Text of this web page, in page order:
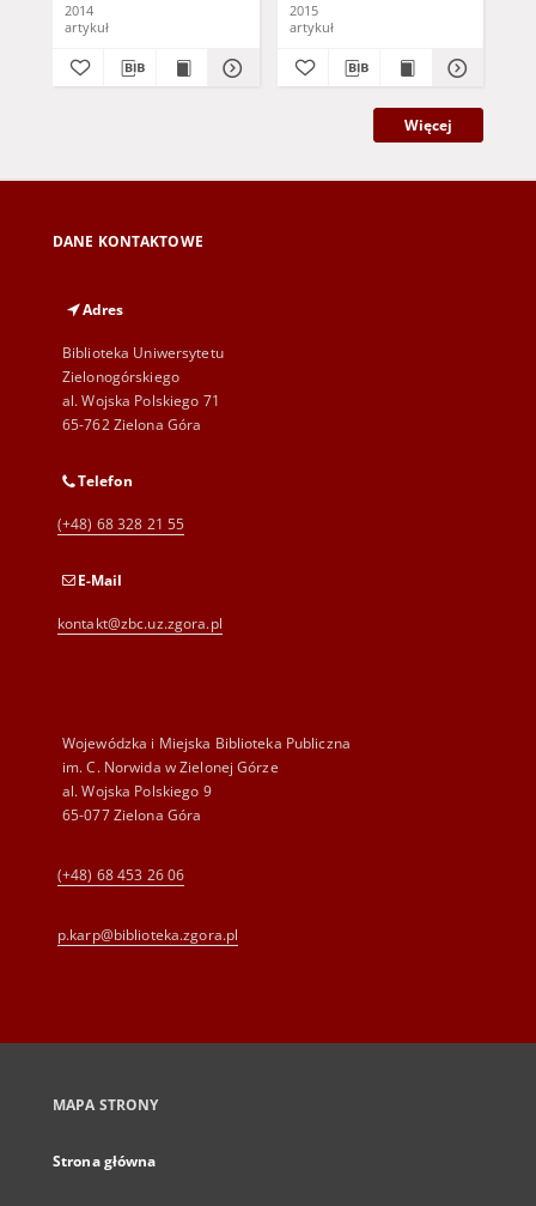
2014
artykuł
2015
artykuł
Więcej
DANE KONTAKTOWE
Adres
Biblioteka Uniwersytetu
Zielonogórskiego
al. Wojska Polskiego 71
65-762 Zielona Góra
Telefon
(+48) 68 328 21 55
E-Mail
kontakt@zbc.uz.zgora.pl
Wojewódzka i Miejska Biblioteka Publiczna
im. C. Norwida w Zielonej Górze
al. Wojska Polskiego 9
65-077 Zielona Góra
(+48) 68 453 26 06
p.karp@biblioteka.zgora.pl
MAPA STRONY
Strona główna